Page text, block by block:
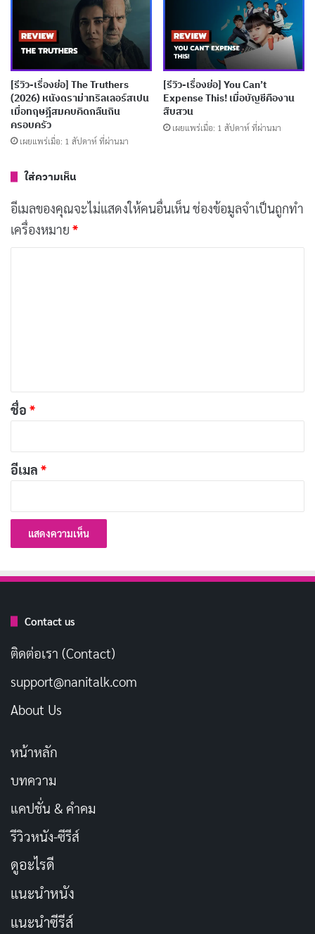
งมันดัสเพื่อแย่งชิง The Arcana ซึ่งเป็นวัตถุสำคัญในการ
ปลุกเทพเจ้าแห่งความโกลาหล Argosax ในช่วงสุริยุปราคา
แน่นอนว่าโครงเรื่องนี้มีศักยภาพที่จะกลายเป็นซีรีส์แอคชั่น
แฟนตาซีที่น่าติดตาม แต่การดำเนินเรื่องกลับกลายเป็นการ
กรอกหูคนดูด้วยบทสนทนาอธิบายเนื้อหาที่เต็มไปด้วย
ความสำคัญตัวเองและอวดอำนาจจนน่าอึดอัด แม้แต่
ประเด็นทางการเมืองที่หยิบยกขึ้นมาอย่างการกล่าวหา
“illegal aliens” ของตัวละครประธานาธิบดีเป็นเพียงมุข
ใด
ด้านตัวละครยังคงเป็นจุดอ่อนที่เห็นได้ชัดเจน ความ
ถูกพยายามใส่แฟลชแบ็กสั้น ๆ ให้ดูเหมือนอัจฉริยะที่ถูก
เหมือนคำอธิบายเล็ก ๆ ท้ายหน้า ไม่สามารถสร้างความ
เข้าใจหรือความเห็นใจให้ผู้ร้ายตัวฉกาจได้เลย
บทความที่เกี่ยวข้อง
[รีวิว-เรื่องย่อ] The Idaho Murders: College
เผยแพร่เมื่อ: 1 สัปดาห์ ที่ผ่านมา
เผยแพร่เมื่อ: 1 สัปดาห์ ที่ผ่านมา
[รีวิว-เรื่องย่อ] Final Project ซีรีส์ทริลเลอร์ที่อยาก
[รีวิว-เรื่องย่อ] The Truthers
(2026) หนังดราม่าทริลเลอร์สเปน
เมื่อทฤษฎีสมคบคิดกลืนกิน
ครอบครัว
เผยแพร่เมื่อ: 1 สัปดาห์ ที่ผ่านมา
[รีวิว-เรื่องย่อ] You Can’t
Expense This! เมื่อบัญชีคืองาน
สืบสวน
เผยแพร่เมื่อ: 1 สัปดาห์ ที่ผ่านมา
ใส่ความเห็น
อีเมลของคุณจะไม่แสดงให้คนอื่นเห็นช่องข้อมูลจำเป็นถูกทำ
เครื่องหมาย *
*
ชื่อ *
อีเมล *
Contact us
ติดต่อเรา (Contact)
support@nanitalk.com
About Us
หน้าหลัก
บทความ
แคปชั่น & คำคม
รีวิวหนัง-ซีรีส์
ดูอะไรดี
แนะนำหนัง
แนะนำซีรีส์